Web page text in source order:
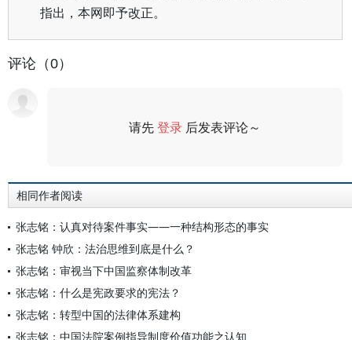
指出，本网即予改正。
评论（0）
请先登录 后发表评论～
相同作者阅读
张志铭：认真对待案件事实——一种结构形态的事实
张志铭 钟欣：法治思维到底是什么？
张志铭：审视当下中国监察体制改革
张志铭：什么是宪政要求的宪法？
张志铭：转型中国的法律体系建构
张志铭：中国法院案例指导制度价值功能之认知